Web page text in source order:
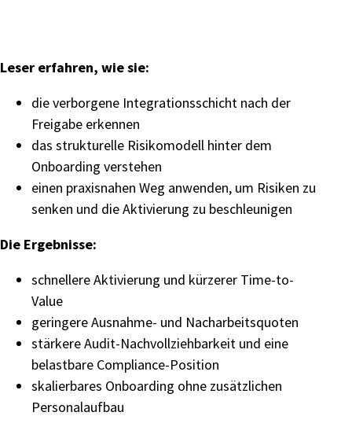
Leser erfahren, wie sie:
die verborgene Integrationsschicht nach der
Freigabe erkennen
das strukturelle Risikomodell hinter dem
Onboarding verstehen
einen praxisnahen Weg anwenden, um Risiken zu
senken und die Aktivierung zu beschleunigen
Die Ergebnisse:
schnellere Aktivierung und kürzerer Time-to-
Value
geringere Ausnahme- und Nacharbeitsquoten
stärkere Audit-Nachvollziehbarkeit und eine
belastbare Compliance-Position
skalierbares Onboarding ohne zusätzlichen
Personalaufbau